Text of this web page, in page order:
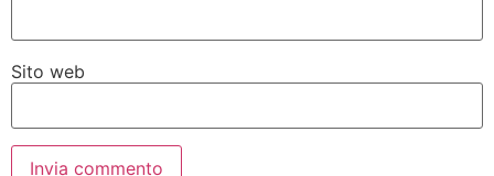
Sito web